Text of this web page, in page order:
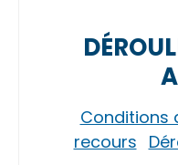
Conditions
recours